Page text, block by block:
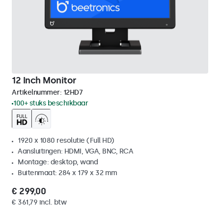
12 Inch Monitor
Artikelnummer: 12HD7
100+ stuks beschikbaar
1920 x 1080 resolutie (Full HD)
Aansluitingen: HDMI, VGA, BNC, RCA
Montage: desktop, wand
Buitenmaat: 284 x 179 x 32 mm
€ 299,00
€ 361,79 incl. btw